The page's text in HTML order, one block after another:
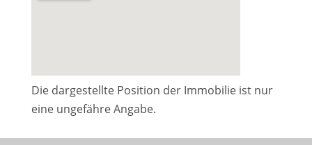
Die dargestellte Position der Immobilie ist nur
eine ungefähre Angabe.